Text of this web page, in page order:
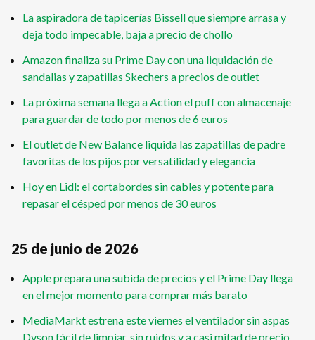
La aspiradora de tapicerías Bissell que siempre arrasa y
deja todo impecable, baja a precio de chollo
Amazon finaliza su Prime Day con una liquidación de
sandalias y zapatillas Skechers a precios de outlet
La próxima semana llega a Action el puff con almacenaje
para guardar de todo por menos de 6 euros
El outlet de New Balance liquida las zapatillas de padre
favoritas de los pijos por versatilidad y elegancia
Hoy en Lidl: el cortabordes sin cables y potente para
repasar el césped por menos de 30 euros
25 de junio de 2026
Apple prepara una subida de precios y el Prime Day llega
en el mejor momento para comprar más barato
MediaMarkt estrena este viernes el ventilador sin aspas
Dyson fácil de limpiar, sin ruidos y a casi mitad de precio